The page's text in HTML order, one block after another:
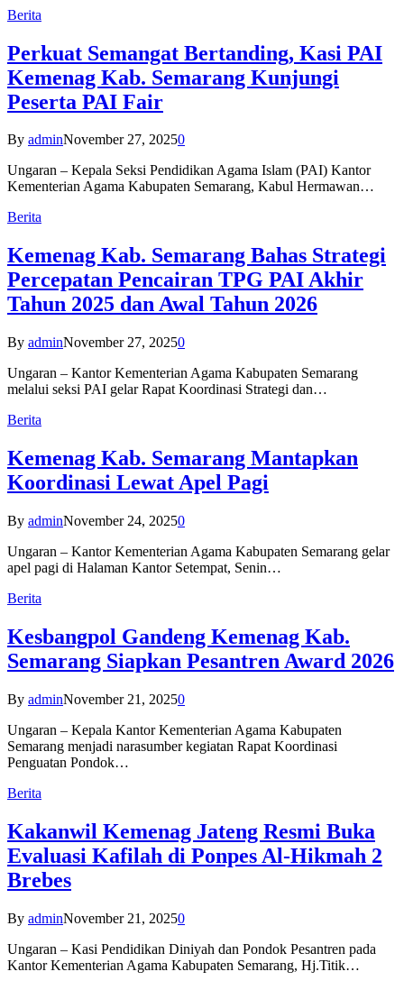
Berita
Perkuat Semangat Bertanding, Kasi PAI
Kemenag Kab. Semarang Kunjungi
Peserta PAI Fair
By adminNovember 27, 20250
Ungaran – Kepala Seksi Pendidikan Agama Islam (PAI) Kantor
Kementerian Agama Kabupaten Semarang, Kabul Hermawan…
Berita
Kemenag Kab. Semarang Bahas Strategi
Percepatan Pencairan TPG PAI Akhir
Tahun 2025 dan Awal Tahun 2026
By adminNovember 27, 20250
Ungaran – Kantor Kementerian Agama Kabupaten Semarang
melalui seksi PAI gelar Rapat Koordinasi Strategi dan…
Berita
Kemenag Kab. Semarang Mantapkan
Koordinasi Lewat Apel Pagi
By adminNovember 24, 20250
Ungaran – Kantor Kementerian Agama Kabupaten Semarang gelar
apel pagi di Halaman Kantor Setempat, Senin…
Berita
Kesbangpol Gandeng Kemenag Kab.
Semarang Siapkan Pesantren Award 2026
By adminNovember 21, 20250
Ungaran – Kepala Kantor Kementerian Agama Kabupaten
Semarang menjadi narasumber kegiatan Rapat Koordinasi
Penguatan Pondok…
Berita
Kakanwil Kemenag Jateng Resmi Buka
Evaluasi Kafilah di Ponpes Al-Hikmah 2
Brebes
By adminNovember 21, 20250
Ungaran – Kasi Pendidikan Diniyah dan Pondok Pesantren pada
Kantor Kementerian Agama Kabupaten Semarang, Hj.Titik…